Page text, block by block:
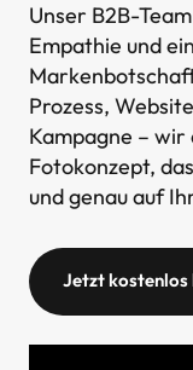
Unser B2B-
Empathie und
Prozess,
Kampagne –
Fotokonzept,
und genau auf
Jetzt kostenlos